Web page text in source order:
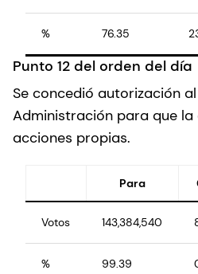
% 76.35
Punto 12 del orden del día
Se concedió autorización
Administración para que
acciones propias.
Para
Votos 143,384,540
% 99.39